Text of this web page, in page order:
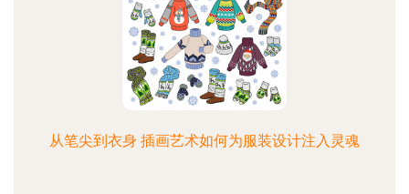
从笔尖到衣身 插画艺术如何为服装设计注入灵魂